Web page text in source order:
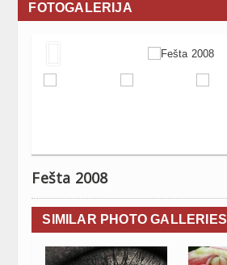
FOTOGALERIJA
Fešta 2008
SIMILAR PHOTO GALLERIES